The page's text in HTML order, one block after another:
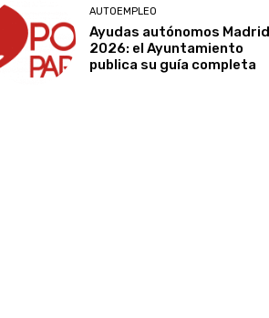
AUTOEMPLEO
Ayudas autónomos Madrid
2026: el Ayuntamiento
publica su guía completa